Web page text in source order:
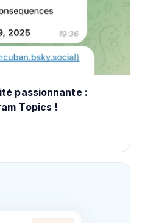
passionnante :
Topics !